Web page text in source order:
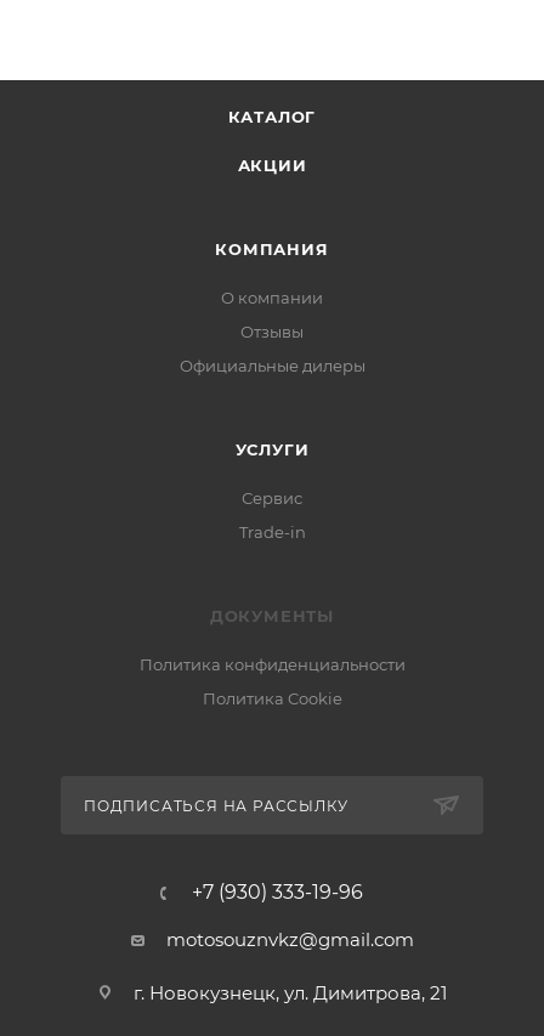
КАТАЛОГ
АКЦИИ
КОМПАНИЯ
О компании
Отзывы
Официальные дилеры
УСЛУГИ
Сервис
Trade-in
ДОКУМЕНТЫ
Политика конфиденциальности
Политика Cookie
ПОДПИСАТЬСЯ НА РАССЫЛКУ
+7 (930) 333-19-96
motosouznvkz@gmail.com
г. Новокузнецк, ул. Димитрова, 21